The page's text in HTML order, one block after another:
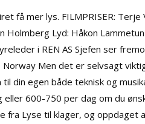
få mer lys. FILMPRISER: Terje
Lyd: Håkon
i REN AS Sjefen ser
Men det er selvsagt
din egen både teknisk og
600-750 per dag om du
fra Lyse til klager, og oppdaget